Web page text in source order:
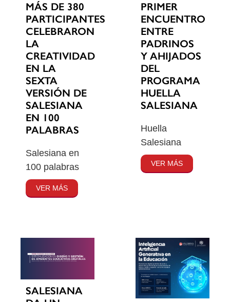
MÁS DE 380
PARTICIPANTES
CELEBRARON
LA
CREATIVIDAD
EN LA
SEXTA
VERSIÓN DE
SALESIANA
EN 100
PALABRAS
Salesiana en
100 palabras
VER MÁS
PRIMER
ENCUENTRO
ENTRE
PADRINOS
Y AHIJADOS
DEL
PROGRAMA
HUELLA
SALESIANA
Huella
Salesiana
VER MÁS
SALESIANA